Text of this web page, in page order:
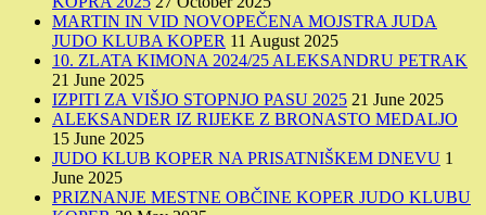
MARTIN IN VID NOVOPEČENA MOJSTRA JUDA
JUDO KLUBA KOPER 11 August 2025
10. ZLATA KIMONA 2024/25 ALEKSANDRU PETRAK
21 June 2025
IZPITI ZA VIŠJO STOPNJO PASU 2025 21 June 2025
ALEKSANDER IZ RIJEKE Z BRONASTO MEDALJO
15 June 2025
JUDO KLUB KOPER NA PRISATNIŠKEM DNEVU 1
June 2025
PRIZNANJE MESTNE OBČINE KOPER JUDO KLUBU